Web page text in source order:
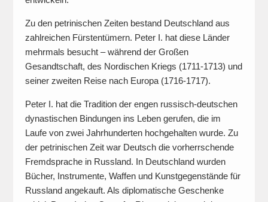
Zu den petrinischen Zeiten bestand Deutschland aus
zahlreichen Fürstentümern. Peter I. hat diese Länder
mehrmals besucht – während der Großen
Gesandtschaft, des Nordischen Kriegs (1711-1713) und
seiner zweiten Reise nach Europa (1716-1717).
Peter I. hat die Tradition der engen russisch-deutschen
dynastischen Bindungen ins Leben gerufen, die im
Laufe von zwei Jahrhunderten hochgehalten wurde. Zu
der petrinischen Zeit war Deutsch die vorherrschende
Fremdsprache in Russland. In Deutschland wurden
Bücher, Instrumente, Waffen und Kunstgegenstände für
Russland angekauft. Als diplomatische Geschenke